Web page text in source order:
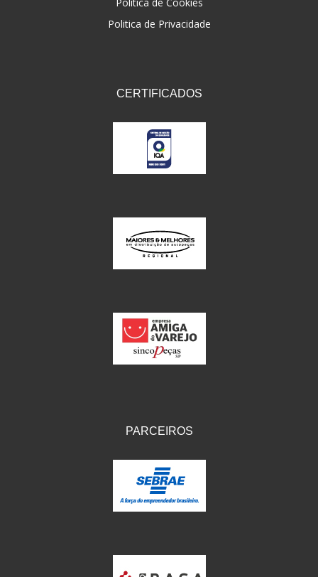
Politica de Privacidade
CERTIFICADOS
PARCEIROS